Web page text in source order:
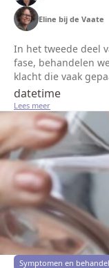
Eline bij de Vaate
In het tweede deel
fase, behandelen
klacht die vaak
controleverlies en
en hun naast...
datetime
Lees meer
Symptomen en